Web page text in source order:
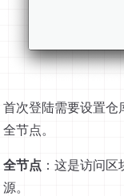
首次登陆需要设置
全节点。
全节点 ：这是访问
源。